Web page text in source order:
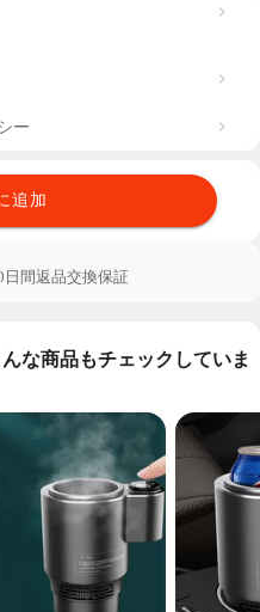
ー
追加
日間返品交換保証
な商品もチェックしていま